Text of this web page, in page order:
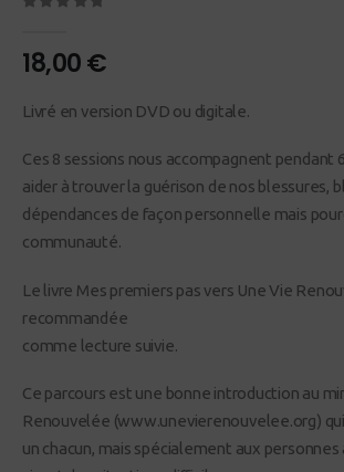
18,00€
Livré en version DVD ou digitale.
Ces 8 sessions nous accompagnent pendant
aider à trouver la guérison de nos blessures,
dépendances de façon personnelle mais
communauté.
Le livre Mes premiers pas vers Une Vie
recommandée
comme lecture suivie.
Ce parcours est une bonne introduction au
Renouvelée (www.unevierenouvelee.org)
un chacun, mais spécialement aux personnes